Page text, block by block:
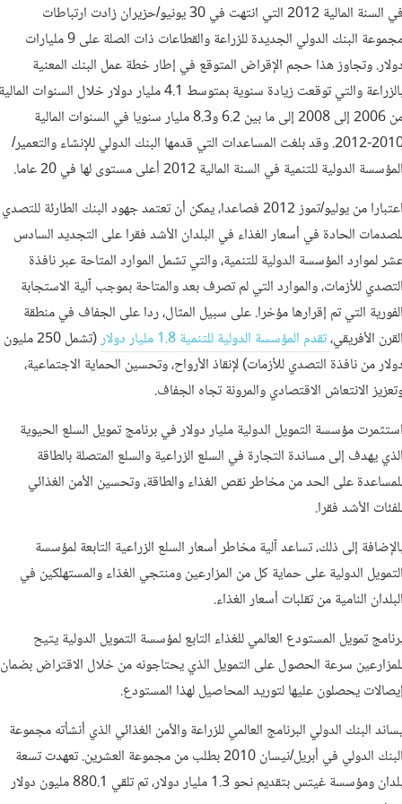
في السنة المالية 2012 التي انتهت في 30 يونيو/حزيران زادت ارتباطات
مجموعة البنك الدولي الجديدة للزراعة والقطاعات ذات الصلة على 9 مليارات
وتجاوز هذا حجم الإقراض المتوقع في إطار خطة عمل البنك المعنية
بالزراعة والتي توقعت زيادة سنوية بمتوسط 4.1 مليار دولار خلال السنوات
من 2006 إلى 2008 إلى ما بين 6.2 و8.3 مليار سنويا في السنوات المالية
2010-2012. وقد بلغت المساعدات التي قدمها البنك الدولي للإنشاء والتعمير/
الدولية للتنمية في السنة المالية 2012 أعلى مستوى لها في 20 عاما.
اعتبارا من يوليو/تموز 2012 فصاعدا، يمكن أن تعتمد جهود البنك الطارئة للتصدي
الحادة في أسعار الغذاء في البلدان الأشد فقرا على التجديد السادس
لموارد المؤسسة الدولية للتنمية، والتي تشمل الموارد المتاحة عبر نافذة
للأزمات، والموارد التي لم تصرف بعد والمتاحة بموجب آلية الاستجابة
التي تم إقرارها مؤخرا. على سبيل المثال، ردا على الجفاف في منطقة
الأفريقي،تقدم المؤسسة الدولية للتنمية 1.8 مليار دولار
(تشمل 250 مليون
من نافذة التصدي للأزمات) لإنقاذ الأرواح، وتحسين الحماية الاجتماعية،
الانتعاش الاقتصادي والمرونة تجاه الجفاف.
مؤسسة التمويل الدولية مليار دولار في برنامج تمويل السلع الحيوية
يهدف إلى مساندة التجارة في السلع الزراعية والسلع المتصلة بالطاقة
على الحد من مخاطر نقص الغذاء والطاقة، وتحسين الأمن الغذائي
الأشد فقرا.
إلى ذلك، تساعد آلية مخاطر أسعار السلع الزراعية التابعة لمؤسسة
الدولية على حماية كل من المزارعين ومنتجي الغذاء والمستهلكين في
النامية من تقلبات أسعار الغذاء.
تمويل المستودع العالمي للغذاء التابع لمؤسسة التمويل الدولية يتيح
سرعة الحصول على التمويل الذي يحتاجونه من خلال الاقتراض بضمان
يحصلون عليها لتوريد المحاصيل لهذا المستودع.
البنك الدولي البرنامج العالمي للزراعة والأمن الغذائي الذي أنشأته مجموعة
البنك الدولي في أبريل/نيسان 2010 بطلب من مجموعة العشرين. تعهدت تسعة
بلدان ومؤسسة غيتس بتقديم نحو 1.3 مليار دولار، تم تلقي 880.1 مليون دولار